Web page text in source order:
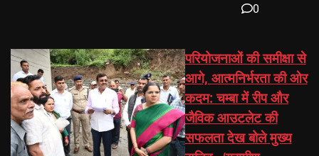
0
परियोजनाओं की समीक्षा से
आगे, आत्मनिर्भरता की ओर
कदम: चम्बा में रीप और
जैविक आउटलेट की
सफलता देख बोले मुख्य